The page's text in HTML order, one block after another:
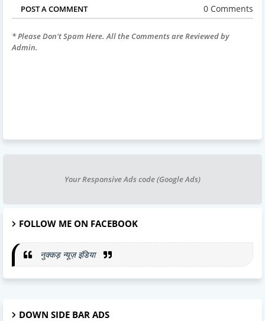
POST A COMMENT 0 Comments
* Please Don't Spam Here. All the Comments are Reviewed by
Admin.
Your Responsive Ads code (Google Ads)
FOLLOW ME ON FACEBOOK
नुक्कड़ न्यूज़ इंडिया
DOWN SIDE BAR ADS